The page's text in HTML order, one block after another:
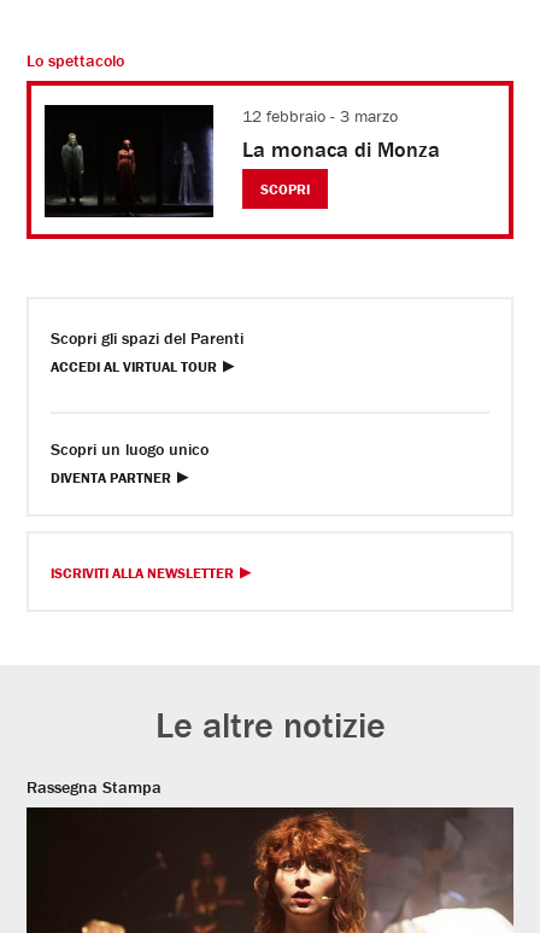
Lo spettacolo
12 febbraio - 3 marzo
La monaca di Monza
SCOPRI
Scopri gli spazi del Parenti
ACCEDI AL VIRTUAL TOUR
Scopri un luogo unico
DIVENTA PARTNER
ISCRIVITI ALLA NEWSLETTER
Le altre notizie
Rassegna Stampa